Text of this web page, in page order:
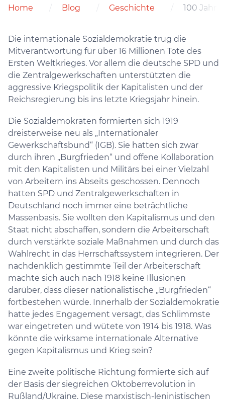
Home Blog Geschichte 100
Die internationale Sozialdemokratie trug die
Mitverantwortung für über 16 Millionen Tote des
Ersten Weltkrieges. Vor allem die deutsche SPD und
die Zentralgewerkschaften unterstützten die
aggressive Kriegspolitik der Kapitalisten und der
Reichsregierung bis ins letzte Kriegsjahr hinein.
Die Sozialdemokraten formierten sich 1919
dreisterweise neu als „Internationaler
Gewerkschaftsbund“ (IGB). Sie hatten sich zwar
durch ihren „Burgfrieden“ und offene Kollaboration
mit den Kapitalisten und Militärs bei einer Vielzahl
von Arbeitern ins Abseits geschossen. Dennoch
hatten SPD und Zentralgewerkschaften in
Deutschland noch immer eine beträchtliche
Massenbasis. Sie wollten den Kapitalismus und den
Staat nicht abschaffen, sondern die Arbeiterschaft
durch verstärkte soziale Maßnahmen und durch das
Wahlrecht in das Herrschaftssystem integrieren. Der
nachdenklich gestimmte Teil der Arbeiterschaft
machte sich auch nach 1918 keine Illusionen
darüber, dass dieser nationalistische „Burgfrieden“
fortbestehen würde. Innerhalb der Sozialdemokratie
hatte jedes Engagement versagt, das Schlimmste
war eingetreten und wütete von 1914 bis 1918. Was
könnte die wirksame internationale Alternative
gegen Kapitalismus und Krieg sein?
Eine zweite politische Richtung formierte sich auf
der Basis der siegreichen Oktoberrevolution in
Rußland/Ukraine. Diese marxistisch-leninistischen